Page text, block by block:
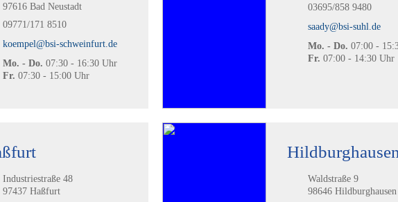
97616 Bad Neustadt
09771/171 8510
koempel@bsi-schweinfurt.de
Mo. - Do. 07:30 - 16:30 Uhr
Fr. 07:30 - 15:00 Uhr
03695/858 9480
saady@bsi-suhl.de
Mo. - Do. 07:00 -
Fr. 07:00 - 14:30 Uhr
Industriestraße 48
97437 Haßfurt
Hildburghausen
Waldstraße 9
98646 Hildburghausen